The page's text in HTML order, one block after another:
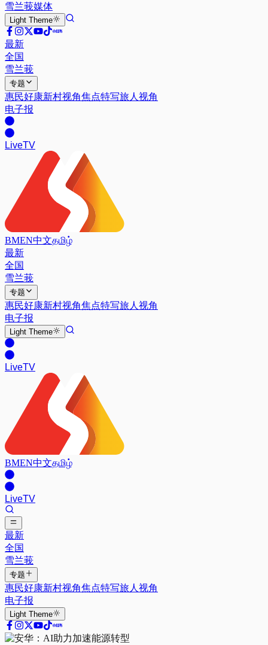
雪兰莪媒体
Light Theme
最新
全国
雪兰莪
专题
惠民好康新村视角焦点特写旅人视角
电子报
LiveTV
BMEN中文தமிழ்
最新
全国
雪兰莪
专题
惠民好康新村视角焦点特写旅人视角
电子报
Light Theme
LiveTV
BMEN中文தமிழ்
LiveTV
最新
全国
雪兰莪
专题
惠民好康新村视角焦点特写旅人视角
电子报
Light Theme